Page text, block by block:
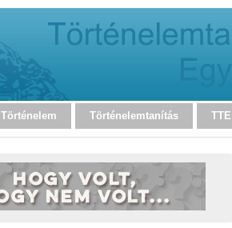
Történelem Történelemtanítás TTE